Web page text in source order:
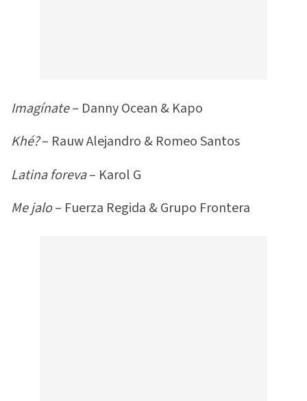
Imagínate– Danny Ocean & Kapo
Khé?– Rauw Alejandro & Romeo Santos
Latina foreva– Karol G
Me jalo– Fuerza Regida & Grupo Frontera